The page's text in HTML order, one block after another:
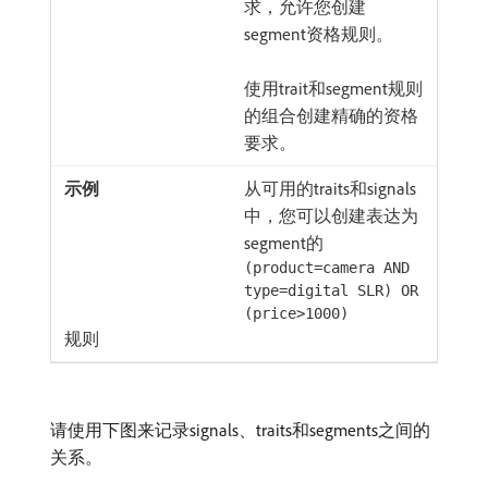
求，允许您创建
segment资格规则。
使用trait和segment规则
的组合创建精确的资格
要求。
从可用的traits和signals
中，您可以创建表达为
segment的
(product=camera AND
type=digital SLR) OR
(price>1000)
规则
请使用下图来记录signals、traits和segments之间的
关系。